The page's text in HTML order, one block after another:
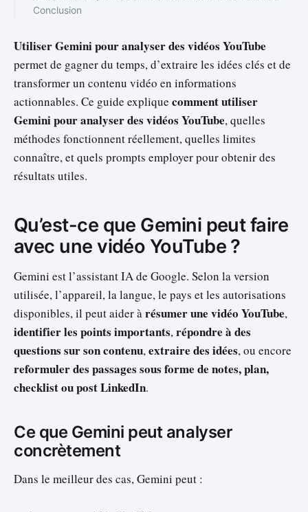
Conclusion
Utiliser Gemini pour analyser des vidéos YouTube
permet de gagner du temps, d’extraire les idées clés et de
transformer un contenu vidéo en informations
actionnables. Ce guide explique comment utiliser
Gemini pour analyser des vidéos YouTube, quelles
méthodes fonctionnent réellement, quelles limites
connaître, et quels prompts employer pour obtenir des
résultats utiles.
Qu’est-ce que Gemini peut faire
avec une vidéo YouTube ?
Gemini est l’assistant IA de Google. Selon la version
utilisée, l’appareil, la langue, le pays et les autorisations
disponibles, il peut aider àrésumer une vidéo YouTube,
identifier les points importants,répondre à des
questions sur son contenu,extraire des idées, ou encore
reformuler des passages sous forme de notes, plan,
checklist ou post LinkedIn.
Ce que Gemini peut analyser
concrètement
Dans le meilleur des cas, Gemini peut :